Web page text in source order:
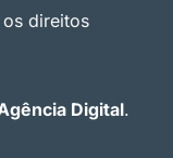
direitos
Digital.